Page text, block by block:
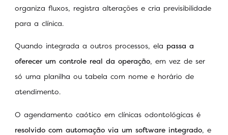
organiza fluxos, registra alterações e cria previsibilidade
para a clínica.
Quando integrada a outros processos, ela passa a
oferecer um controle real da operação, em vez de ser
só uma planilha ou tabela com nome e horário de
atendimento.
O agendamento caótico em clínicas odontológicas é
resolvido com automação via um software integrado, e